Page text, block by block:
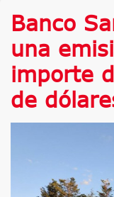
Banco
una
importe
de